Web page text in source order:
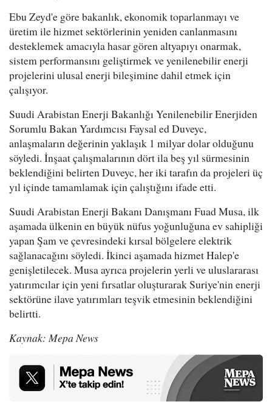
Ebu Zeyd'e göre bakanlık, ekonomik toparlanmayı ve
üretim ile hizmet sektörlerinin yeniden canlanmasını
desteklemek amacıyla hasar gören altyapıyı onarmak,
sistem performansını geliştirmek ve yenilenebilir enerji
projelerini ulusal enerji bileşimine dahil etmek için
çalışıyor.
Suudi Arabistan Enerji Bakanlığı Yenilenebilir Enerjiden
Sorumlu Bakan Yardımcısı Faysal ed Duveyc,
anlaşmaların değerinin yaklaşık 1 milyar dolar olduğunu
söyledi. İnşaat çalışmalarının dört ila beş yıl sürmesinin
beklendiğini belirten Duveyc, her iki tarafın da projeleri üç
yıl içinde tamamlamak için çalıştığını ifade etti.
Suudi Arabistan Enerji Bakanı Danışmanı Fuad Musa, ilk
aşamada ülkenin en büyük nüfus yoğunluğuna ev sahipliği
yapan Şam ve çevresindeki kırsal bölgelere elektrik
sağlanacağını söyledi. İkinci aşamada hizmet Halep'e
genişletilecek. Musa ayrıca projelerin yerli ve uluslararası
yatırımcılar için yeni fırsatlar oluşturarak Suriye'nin enerji
sektörüne ilave yatırımları teşvik etmesinin beklendiğini
belirtti.
Kaynak: Mepa News